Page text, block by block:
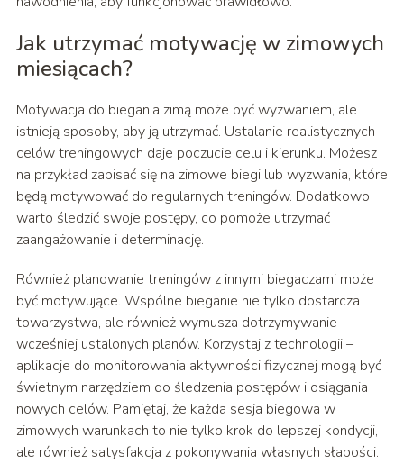
Jak utrzymać motywację w zimowych
miesiącach?
Motywacja do biegania zimą może być wyzwaniem, ale
istnieją sposoby, aby ją utrzymać. Ustalanie realistycznych
celów treningowych daje poczucie celu i kierunku. Możesz
na przykład zapisać się na zimowe biegi lub wyzwania, które
będą motywować do regularnych treningów. Dodatkowo
warto śledzić swoje postępy, co pomoże utrzymać
zaangażowanie i determinację.
Również planowanie treningów z innymi biegaczami może
być motywujące. Wspólne bieganie nie tylko dostarcza
towarzystwa, ale również wymusza dotrzymywanie
wcześniej ustalonych planów. Korzystaj z technologii –
aplikacje do monitorowania aktywności fizycznej mogą być
świetnym narzędziem do śledzenia postępów i osiągania
nowych celów. Pamiętaj, że każda sesja biegowa w
zimowych warunkach to nie tylko krok do lepszej kondycji,
ale również satysfakcja z pokonywania własnych słabości.